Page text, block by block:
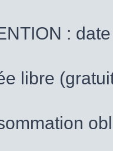
:
libre